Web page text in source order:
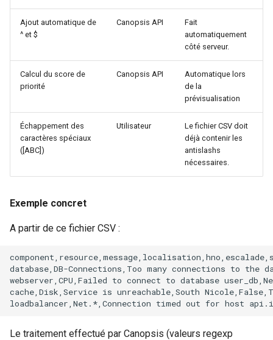
Ajout automatique de
^ et $
Canopsis API
Fait
automatiquement
côté serveur.
Calcul du score de
priorité
Canopsis API
Automatique lors
de la
prévisualisation
Échappement des
caractères spéciaux
([ABC])
Utilisateur
Le fichier CSV doit
déjà contenir les
antislashs
nécessaires.
Exemple concret
A partir de ce fichier CSV :
database,DB-Connections,Too many connections to
webserver,CPU,Failed to connect to database
cache,Disk,Service is unreachable,South
Le traitement effectué par Canopsis (valeurs regexp